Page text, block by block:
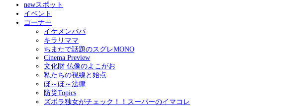
newスポット
イベント
コーナー
イケメンパパ
キラリママ
ちまたで話題のスグレMONO
Cinema Preview
文化財 仏像のよこがお
私たちの視線と始点
ほ～ほ～法律
防災Topics
ズボラ独女がチェック！！スーパーのイマコレ